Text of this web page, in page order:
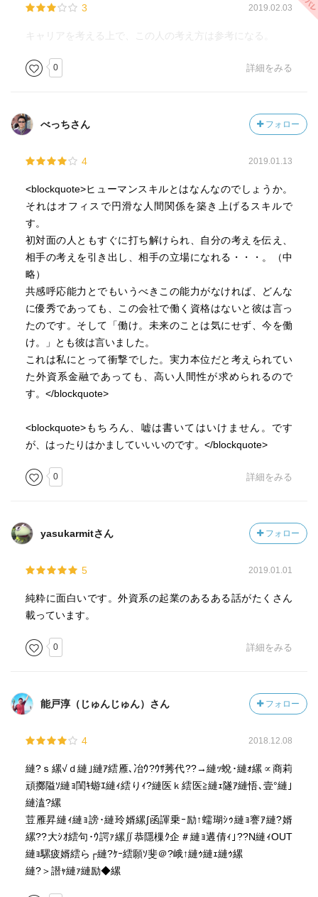
3 2019.02.03
キャリアを考える上で、この人の考え方は参考になる。
0 詳細をみる
べっちさん フォロー
4 2019.01.13
<blockquote>ヒューマンスキルとはなんなのでしょうか。
それはオフィスで円滑な人間関係を築き上げるスキルで
す。
初対面の人ともすぐに打ち解けられ、自分の考えを伝え、
相手の考えを引き出し、相手の立場になれる・・・。（中
略）
共感呼応能力とでもいうべきこの能力がなければ、どんな
に優秀であっても、この会社で働く資格はないと彼は言っ
たのです。そして「働け。未来のことは気にせず、今を働
け。」とも彼は言いました。
これは私にとって衝撃でした。実力本位だと考えられてい
た外資系金融であっても、高い人間性が求められるので
す。</blockquote>
<blockquote>もちろん、嘘は書いてはいけません。です
が、はったりはかましていいいのです。</blockquote>
0 詳細をみる
yasukarmitさん フォロー
5 2019.01.01
純粋に面白いです。外資系の起業のあるある話がたくさん
載っています。
0 詳細をみる
能戸淳（じゅんじゅん）さん フォロー
4 2018.12.08
縺?ｓ縲√ｄ縺｣縺ｱ繧雁､冶ｳ?ｳｻ莠代??→縺ｯ蛻･縺ｫ縲∝商莉
頑擲隘ｿ縺ｮ閨ｷ蝣ｴ縺ｨ繧りｨ?縺医ｋ繧医≧縺ｪ隧ｱ縺悟､壹°縺｣
縺溘?縲
荳雁昇縺ｨ縺ｮ謗･縺玲婿縲∫函諢乗ｰ励↑蠕瑚ｼｩ縺ｮ謇ｱ縺?婿
縲??大ｼｵ繧句･ｳ諤ｧ縲∬恭隱樔ｸ企＃縺ｮ遘倩ｨ｣??N縺ｨOUT
縺ｮ騾疲婿繧ら┌縺?ｹｰ繧願ｿ斐＠?峨↑縺ｩ縺ｪ縺ｩ縲
縺?＞譛ｬ縺ｧ縺励◆縲